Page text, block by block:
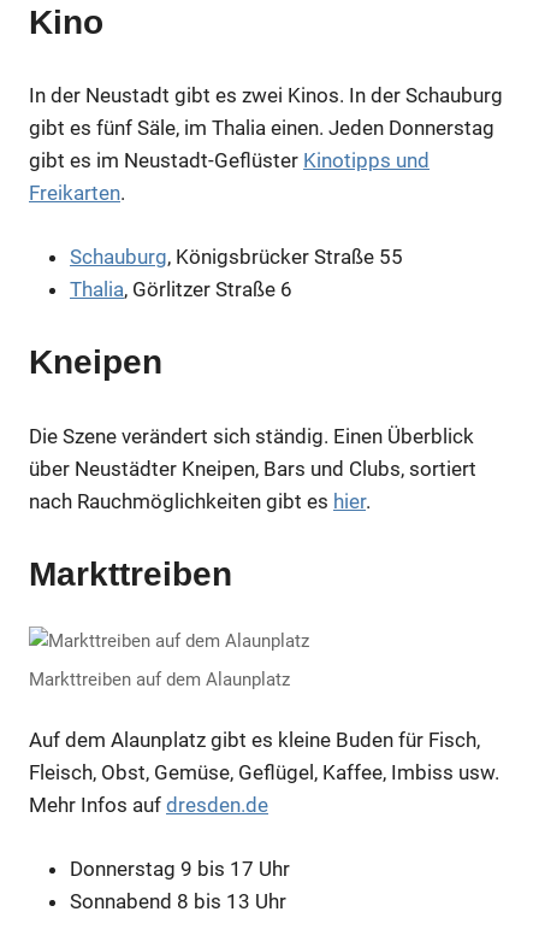
Kino
In der Neustadt gibt es zwei Kinos. In der Schauburg
gibt es fünf Säle, im Thalia einen. Jeden Donnerstag
gibt es im Neustadt-Geflüster Kinotipps und
Freikarten.
Schauburg, Königsbrücker Straße 55
Thalia, Görlitzer Straße 6
Kneipen
Die Szene verändert sich ständig. Einen Überblick
über Neustädter Kneipen, Bars und Clubs, sortiert
nach Rauchmöglichkeiten gibt es hier.
Markttreiben
Markttreiben auf dem Alaunplatz
Auf dem Alaunplatz gibt es kleine Buden für Fisch,
Fleisch, Obst, Gemüse, Geflügel, Kaffee, Imbiss usw.
Mehr Infos auf dresden.de
Donnerstag 9 bis 17 Uhr
Sonnabend 8 bis 13 Uhr